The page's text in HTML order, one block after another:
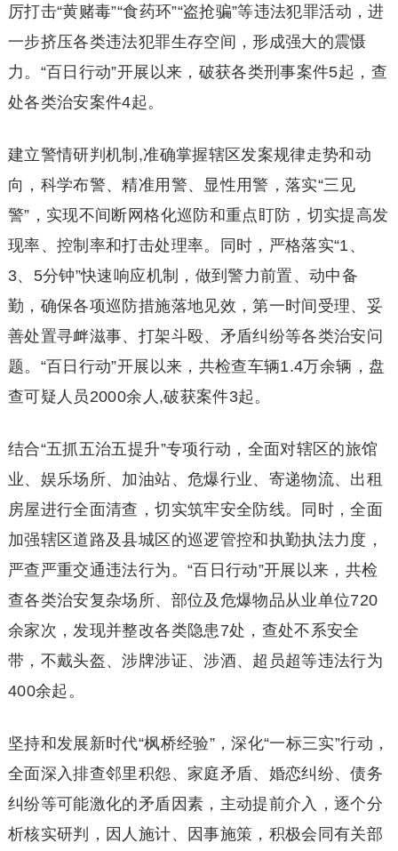
厉打击“黄赌毒”“食药环”“盗抢骗”等违法犯罪活动，进
一步挤压各类违法犯罪生存空间，形成强大的震慑
力。“百日行动”开展以来，破获各类刑事案件5起，查
处各类治安案件4起。
建立警情研判机制,准确掌握辖区发案规律走势和动
向，科学布警、精准用警、显性用警，落实“三见
警”，实现不间断网格化巡防和重点盯防，切实提高发
现率、控制率和打击处理率。同时，严格落实“1、
3、5分钟”快速响应机制，做到警力前置、动中备
勤，确保各项巡防措施落地见效，第一时间受理、妥
善处置寻衅滋事、打架斗殴、矛盾纠纷等各类治安问
题。“百日行动”开展以来，共检查车辆1.4万余辆，盘
查可疑人员2000余人,破获案件3起。
结合“五抓五治五提升”专项行动，全面对辖区的旅馆
业、娱乐场所、加油站、危爆行业、寄递物流、出租
房屋进行全面清查，切实筑牢安全防线。同时，全面
加强辖区道路及县城区的巡逻管控和执勤执法力度，
严查严重交通违法行为。“百日行动”开展以来，共检
查各类治安复杂场所、部位及危爆物品从业单位720
余家次，发现并整改各类隐患7处，查处不系安全
带，不戴头盔、涉牌涉证、涉酒、超员超等违法行为
400余起。
坚持和发展新时代“枫桥经验”，深化“一标三实”行动，
全面深入排查邻里积怨、家庭矛盾、婚恋纠纷、债务
纠纷等可能激化的矛盾因素，主动提前介入，逐个分
析核实研判，因人施计、因事施策，积极会同有关部